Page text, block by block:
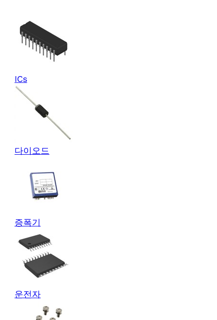
ICs
다이오드
증폭기
운전자